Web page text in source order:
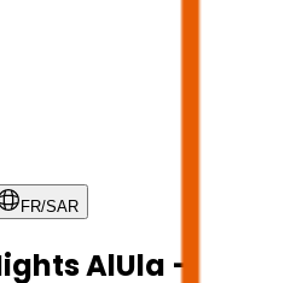
FR/SAR
AlUla –